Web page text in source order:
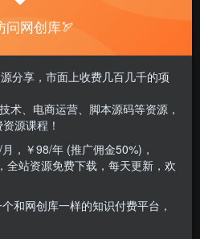
的店家位置标记，按照要求拍
简单，审核快速，难度非常
问网创库🏹
分享，市面上收费几百几千的项
术、电商运营、脚本源码等资源，
源课程！
，￥98/年 (推广佣金50%)，
全站资源免费下载，每天更新，欢
和网创库一样的知识付费平台，